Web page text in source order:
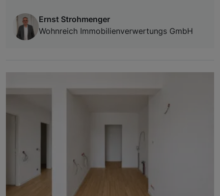
Ernst Strohmenger
Wohnreich Immobilienverwertungs GmbH